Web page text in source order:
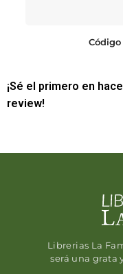
¡Sé el primero en
review!
Librerias La
será una grata